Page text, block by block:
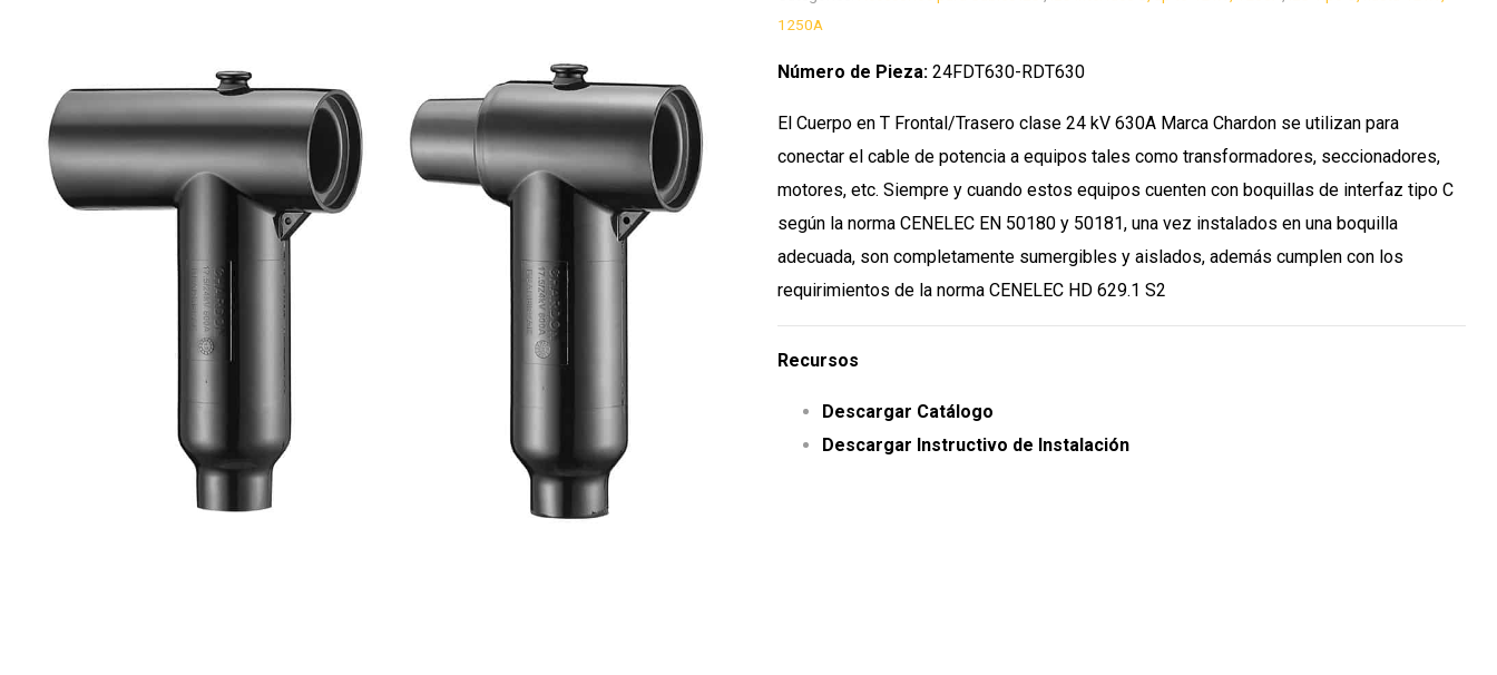
1250A
Número de Pieza: 24FDT630-RDT630
El Cuerpo en T Frontal/Trasero clase 24 kV 630A Marca Chardon se utilizan para
conectar el cable de potencia a equipos tales como transformadores, seccionadores,
motores, etc. Siempre y cuando estos equipos cuenten con boquillas de interfaz tipo C
según la norma CENELEC EN 50180 y 50181, una vez instalados en una boquilla
adecuada, son completamente sumergibles y aislados, además cumplen con los
requirimientos de la norma CENELEC HD 629.1 S2
Recursos
Descargar Catálogo
Descargar Instructivo de Instalación